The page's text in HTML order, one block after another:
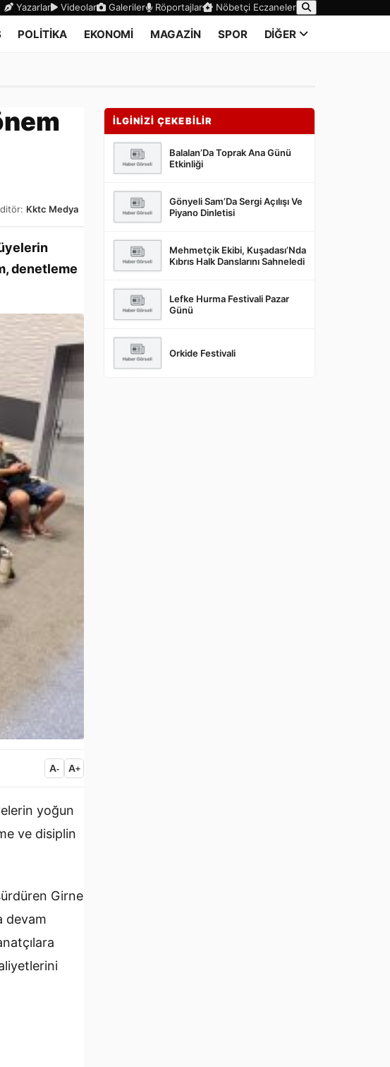
Yazarlar Videolar Galeriler Röportajlar Nöbetçi Eczaneler
POLİTİKA EKONOMİ MAGAZİN SPOR DİĞER
Kktc Medya
denetleme
A- A+
yoğun
ve disiplin
Girne
devam
İLGİNİZİ ÇEKEBİLİR
Balalan’Da Toprak Ana Günü
Etkinliği
Gönyeli Sam’Da Sergi Açılışı Ve
Piyano Dinletisi
Mehmetçik Ekibi, Kuşadası’Nda
Kıbrıs Halk Danslarını Sahneledi
Lefke Hurma Festivali Pazar
Günü
Orkide Festivali